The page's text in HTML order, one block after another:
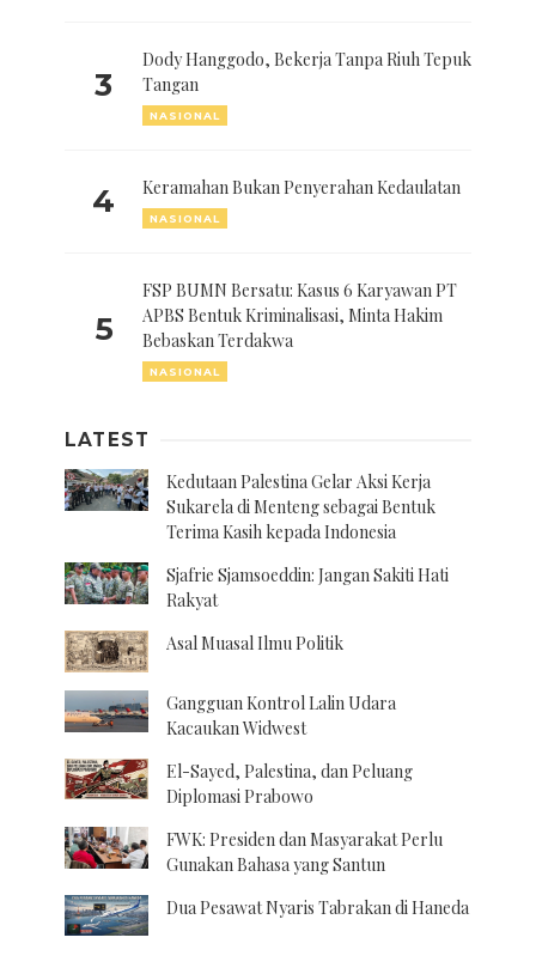
3
Dody Hanggodo, Bekerja Tanpa Riuh Tepuk
Tangan
NASIONAL
4 Keramahan Bukan Penyerahan Kedaulatan
NASIONAL
5
FSP BUMN Bersatu: Kasus 6 Karyawan PT
APBS Bentuk Kriminalisasi, Minta Hakim
Bebaskan Terdakwa
NASIONAL
LATEST
Kedutaan Palestina Gelar Aksi Kerja
Sukarela di Menteng sebagai Bentuk
Terima Kasih kepada Indonesia
Sjafrie Sjamsoeddin: Jangan Sakiti Hati
Rakyat
Asal Muasal Ilmu Politik
Gangguan Kontrol Lalin Udara
Kacaukan Widwest
El-Sayed, Palestina, dan Peluang
Diplomasi Prabowo
FWK: Presiden dan Masyarakat Perlu
Gunakan Bahasa yang Santun
Dua Pesawat Nyaris Tabrakan di Haneda